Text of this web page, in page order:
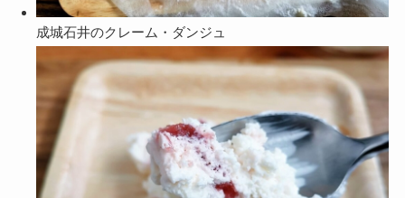
成城石井のクレーム・ダンジュ